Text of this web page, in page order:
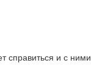
справиться и с